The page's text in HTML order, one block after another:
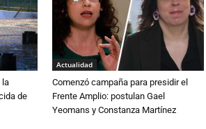
la
de
Actualidad
Comenzó campaña para presidir el
Frente Amplio: postulan Gael
Yeomans y Constanza Martínez